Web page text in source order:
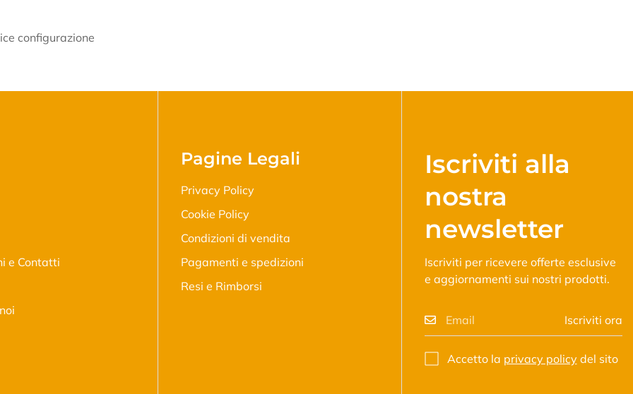
configurazione
e Contatti
Pagine Legali
Privacy Policy
Cookie Policy
Condizioni di vendita
Pagamenti e spedizioni
Resi e Rimborsi
Iscriviti alla
nostra
newsletter
Iscriviti per ricevere offerte esclusive
e aggiornamenti sui nostri prodotti.
Iscriviti ora
Accetto la privacy policydel sito